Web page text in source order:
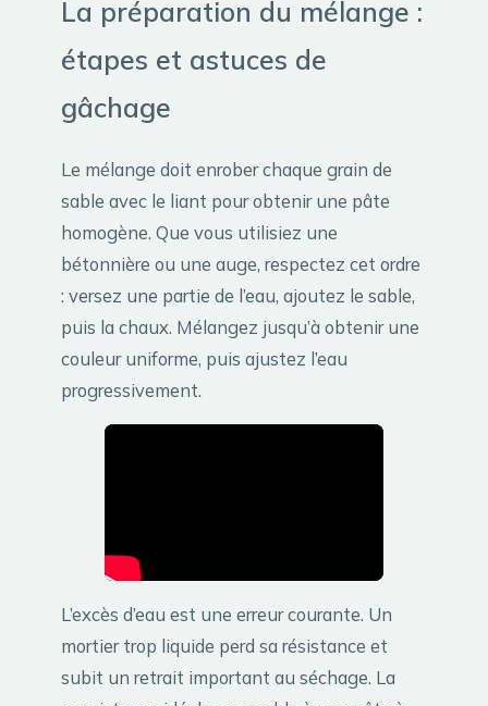
La préparation du mélange :
étapes et astuces de
gâchage
Le mélange doit enrober chaque grain de
sable avec le liant pour obtenir une pâte
homogène. Que vous utilisiez une
bétonnière ou une auge, respectez cet ordre
: versez une partie de l’eau, ajoutez le sable,
puis la chaux. Mélangez jusqu’à obtenir une
couleur uniforme, puis ajustez l’eau
progressivement.
L’excès d’eau est une erreur courante. Un
mortier trop liquide perd sa résistance et
subit un retrait important au séchage. La